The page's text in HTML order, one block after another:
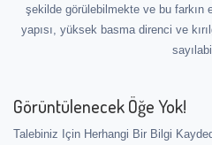
şekilde görülebilmekte ve bu farkın
yapısı, yüksek basma direnci ve
Görüntülenecek Öğe Yok!
Talebiniz Için Herhangi Bir Bilgi